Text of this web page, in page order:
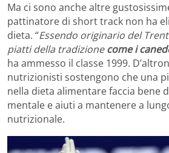
Ma ci sono anche altre
pattinatore di short track non ha
dieta. “Essendo originario del
piatti della tradizionecome i
ha ammesso il classe 1999.
nutrizionisti sostengono che una
nella dieta alimentare faccia bene
mentale e aiuti a mantenere a
nutrizionale.